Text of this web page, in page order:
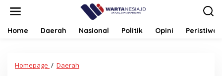
Home Daerah Nasional Politik Opini Peristiwa
Homepage / Daerah